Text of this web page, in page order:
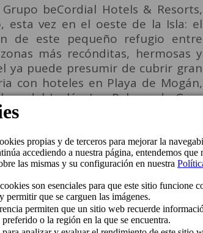
beCordial Hotels & Resorts,
esta vez en el oeste de la Isla: el
de este pequeño refugio entre
más recónditas, hermosas y
ya puede presumir de cubrir gran
con hoteles en Playa de Mogán,
del Inglés, Las Palmas de Gran
cuenta con todas las
se sienta como en casa. El
Protegidos (Roque Nublo,
de playas desiertas, es ideal tanto
como para los más activos,
y senderismo durante su paso